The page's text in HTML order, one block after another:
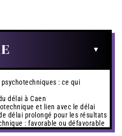
: ce qui
délai à Caen
et lien avec le délai
délai prolongé pour les résultats
: favorable ou défavorable